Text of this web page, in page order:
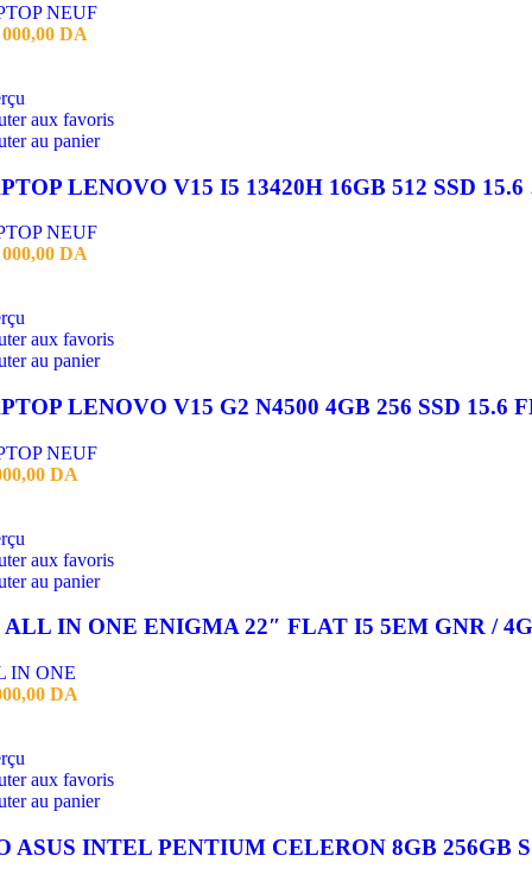
NEUF
DA
aux favoris
au panier
NEUF
DA
aux favoris
au panier
LENOVO V15 G2 N4500 4GB 256 SSD 15.6
NEUF
DA
aux favoris
au panier
IN ONE
DA
aux favoris
au panier